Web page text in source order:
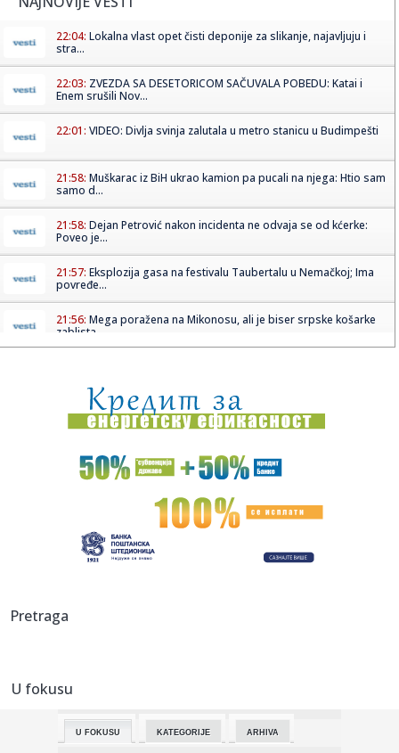
22:04: Lokalna vlast opet čisti deponije za slikanje, najavljuju i
stra...
22:03: ZVEZDA SA DESETORICOM SAČUVALA POBEDU: Katai i
Enem srušili Nov...
22:01: VIDEO: Divlja svinja zalutala u metro stanicu u Budimpešti
21:58: Muškarac iz BiH ukrao kamion pa pucali na njega: Htio sam
samo d...
21:58: Dejan Petrović nakon incidenta ne odvaja se od kćerke:
Poveo je...
21:57: Eksplozija gasa na festivalu Taubertalu u Nemačkoj; Ima
povređe...
21:56: Mega poražena na Mikonosu, ali je biser srpske košarke
zablista...
21:52:Visoke temperature dodatno opterećuju gume: Evo kada
vožnja mo...
21:52:Iran poslao važnu poruku Americi! Vens otkrio šta je
Teheran ob...
"Nikada neću zaboraviti šta su mi uradili" Edita tek izašla
21:46:Poseta Zelenskog: "Beograd šalje poruku Briselu,
kont...
21:38:
21:38:
Misteriozni muškarac živi u bilbordu usred Los Anđelesa:
Pretraga
U fokusu
U FOKUSU KATEGORIJE ARHIVA